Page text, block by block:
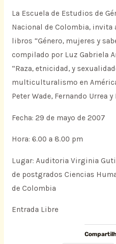
La Escuela de Estudios de
Nacional de Colombia, invita
libros “Género, mujeres y
compilado por Luz Gabriela
“Raza, etnicidad, y
multiculturalismo en
Peter Wade, Fernando Urrea
Fecha: 29 de mayo de 2007
Hora: 6.00 a 8.00 pm
Lugar: Auditoria Virginia
de postgrados Ciencias
de Colombia
Entrada Libre